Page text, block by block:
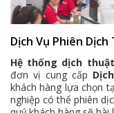
Dịch Vụ Phiên Dịch
Hệ thống dịch
đơn vị cung cấp
khách hàng lựa chọn
nghiệp có thể phiên